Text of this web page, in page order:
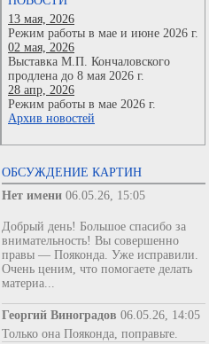
13 мая, 2026
Режим работы в мае и июне 2026 г.
02 мая, 2026
Выставка М.П. Кончаловского
продлена до 8 мая 2026 г.
28 апр, 2026
Режим работы в мае 2026 г.
Архив новостей
ОБСУЖДЕНИЕ КАРТИН
Нет имени 06.05.26, 15:05
Добрый день! Большое спасибо за
внимательность! Вы совершенно
правы — Пояконда. Уже исправили.
Очень ценим, что помогаете делать
материа...
Георгий Виноградов 06.05.26, 14:05
Только она Пояконда, поправьте.